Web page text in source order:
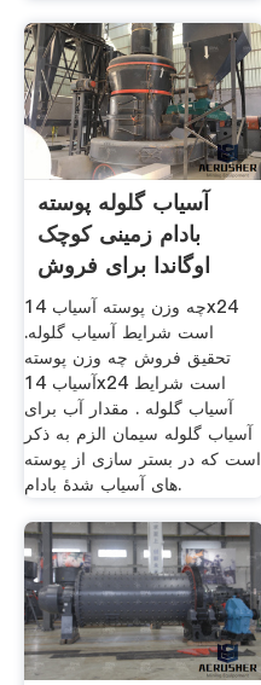
آسیاب گلوله پوسته
بادام زمینی کوچک
اوگاندا برای فروش
چه وزن پوسته آسیاب 14x24
است شرایط آسیاب گلوله.
تحقیق فروش چه وزن پوسته
آسیاب 14x24 است شرایط
آسیاب گلوله . مقدار آب برای
آسیاب گلوله سیمان الزم به ذکر
است که در بستر سازی از پوسته
های آسیاب شدۀ بادام.